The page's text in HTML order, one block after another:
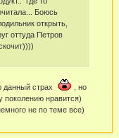
Боюсь
открыть,
оттуда Петров
данный страх
, но
поколению нравится)
не по теме все)